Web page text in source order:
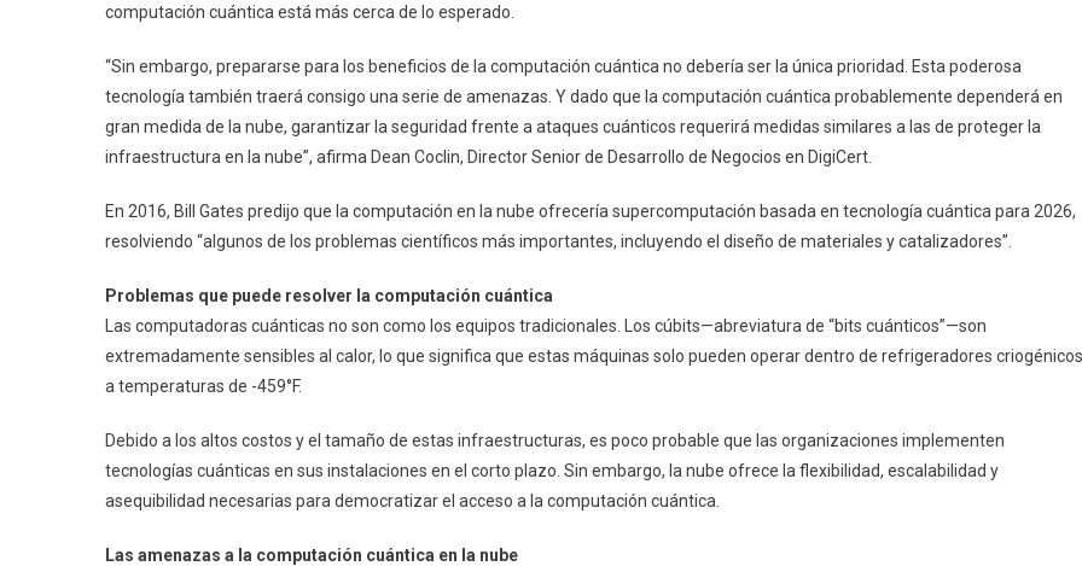
computación cuántica está más cerca de lo esperado.
“Sin embargo, prepararse para los beneficios de la computación cuántica no debería ser la única prioridad. Esta poderosa
tecnología también traerá consigo una serie de amenazas. Y dado que la computación cuántica probablemente dependerá en
gran medida de la nube, garantizar la seguridad frente a ataques cuánticos requerirá medidas similares a las de proteger la
infraestructura en la nube”, afirma Dean Coclin, Director Senior de Desarrollo de Negocios en DigiCert.
En 2016, Bill Gates predijo que la computación en la nube ofrecería supercomputación basada en tecnología cuántica para 2026,
resolviendo “algunos de los problemas científicos más importantes, incluyendo el diseño de materiales y catalizadores”.
Problemas que puede resolver la computación cuántica
Las computadoras cuánticas no son como los equipos tradicionales. Los cúbits—abreviatura de “bits cuánticos”—son
extremadamente sensibles al calor, lo que significa que estas máquinas solo pueden operar dentro de refrigeradores criogénicos
a temperaturas de -459°F.
Debido a los altos costos y el tamaño de estas infraestructuras, es poco probable que las organizaciones implementen
tecnologías cuánticas en sus instalaciones en el corto plazo. Sin embargo, la nube ofrece la flexibilidad, escalabilidad y
asequibilidad necesarias para democratizar el acceso a la computación cuántica.
Las amenazas a la computación cuántica en la nube